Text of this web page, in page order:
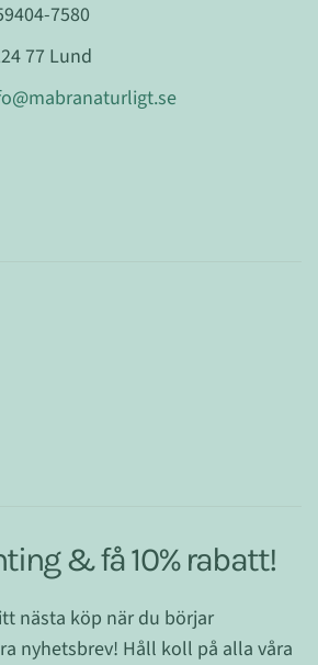
7580
77 Lund
& få 10% rabatt!
nästa köp när du börjar
nyhetsbrev! Håll koll på alla våra